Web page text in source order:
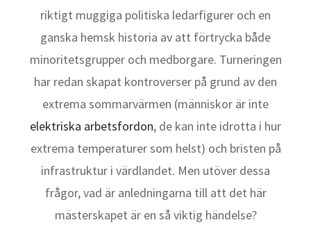
riktigt muggiga politiska ledarfigurer och en
ganska hemsk historia av att förtrycka både
minoritetsgrupper och medborgare. Turneringen
har redan skapat kontroverser på grund av den
extrema sommarvärmen (människor är inte
elektriska arbetsfordon, de kan inte idrotta i hur
extrema temperaturer som helst) och bristen på
infrastruktur i värdlandet. Men utöver dessa
frågor, vad är anledningarna till att det här
mästerskapet är en så viktig händelse?